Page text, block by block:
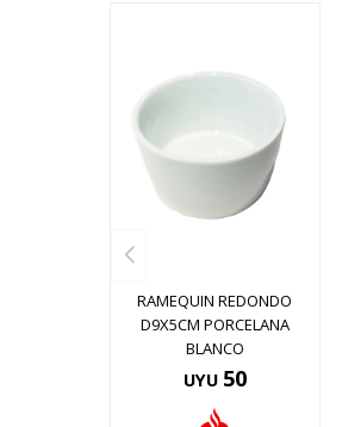
RAMEQUIN REDONDO
D9X5CM PORCELANA
BLANCO
UYU 50